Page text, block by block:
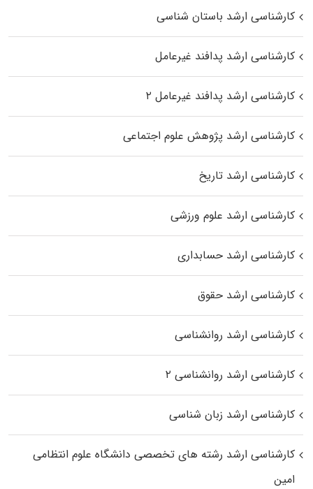
کارشناسی ارشد باستان شناسی
کارشناسی ارشد پدافند غیرعامل
کارشناسی ارشد پدافند غیرعامل ۲
کارشناسی ارشد پژوهش علوم اجتماعی
کارشناسی ارشد تاریخ
کارشناسی ارشد علوم ورزشی
کارشناسی ارشد حسابداری
کارشناسی ارشد حقوق
کارشناسی ارشد روانشناسی
کارشناسی ارشد روانشناسی ۲
کارشناسی ارشد زبان شناسی
کارشناسی ارشد رﺷﺘﻪ ﻫﺎی تخصصی داﻧﺸﮕﺎه ﻋﻠﻮم انتظامی
اﻣﻴﻦ